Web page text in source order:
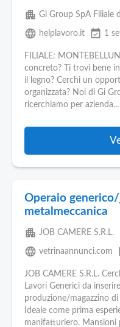
apartment Gi Group SpA Filiale
language helplavoro.it event_available 1
FILIALE:
concreto? Ti trovi bene
il legno? Cerchi un
organizzata? Noi di Gi
ricerchiamo per azienda...
Operaio
metalmeccanica
apartment JOB CAMERE S.R.L.
language vetrinaannunci.com
JOB CAMERE S.R.L.
Lavori Generici da
produzione/magazzino
Ideale come prima
manifatturiero. Mansioni